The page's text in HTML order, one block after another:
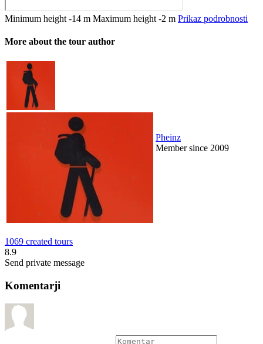
Minimum height -14 m Maximum height -2 m Prikaz podrobnosti
More about the tour author
Pheinz
Member since 2009
1069 created tours
8.9
Send private message
Komentarji